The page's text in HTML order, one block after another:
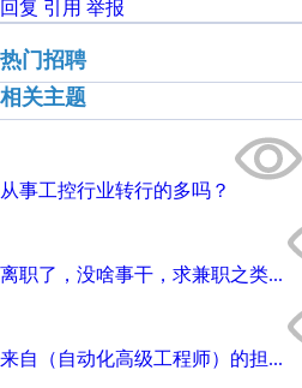
回复 引用 举报
热门招聘
相关主题
从事工控行业转行的多吗？
离职了，没啥事干，求兼职之类...
来自（自动化高级工程师）的担...